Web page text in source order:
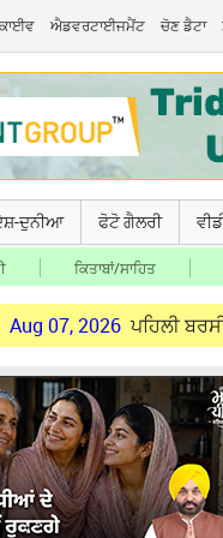
ਐਡਵਰਟਾਈਜਮੈਂਟ ਚੋਣ ਡੈਟਾ
ਦੁਨੀਆ ਫੋਟੋ ਗੈਲਰੀ
ਕਿਤਾਬਾਂ/ਸਾਹਿਤ
ਪਹਿਲੀ ਬਰਸੀ 'ਤੇ ਵਿਸ਼ੇਸ਼!